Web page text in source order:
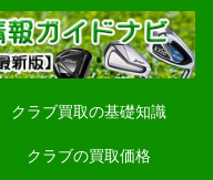
クラブ買取の基礎知識
クラブの買取価格